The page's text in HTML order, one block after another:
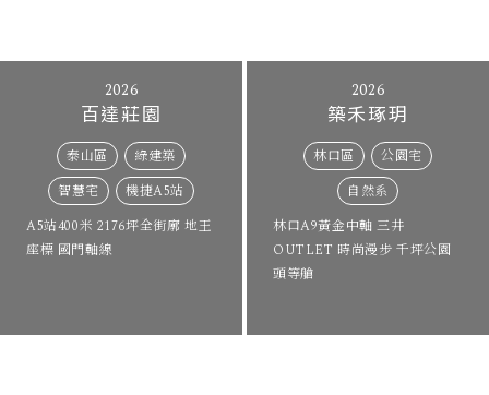
2026
百達莊園
泰山區
綠建築
智慧宅
機捷A5站
國際莊園
A5站400米 2176坪全街廓 地王
座標 國門軸線
2026
築禾琢玥
林口區
公園宅
自然系
林口A9黃金中軸 三井
OUTLET 時尚漫步 千坪公園
頭等艙